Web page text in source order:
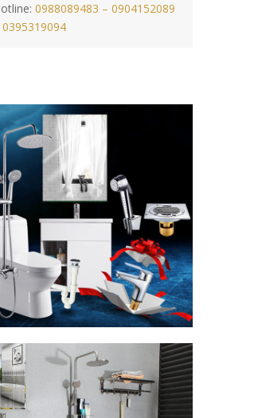
0988089483 – 0904152089
0395319094